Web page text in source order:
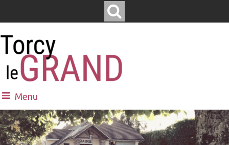
Menu